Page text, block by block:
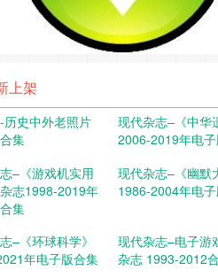
上架
历史中外老照片
集
现代杂志–《中华
2006-2019年电
–《游戏机实用
志1998-2019年
集
现代杂志–《幽默
1986-2004年电
–《环球科学》
年电子版合集
现代杂志–电子游
杂志 1993-2012